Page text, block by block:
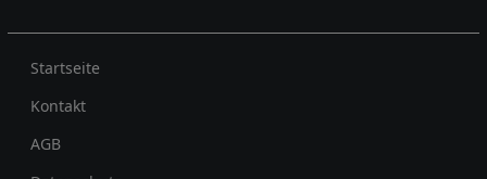
Rechtliches
Startseite
Kontakt
AGB